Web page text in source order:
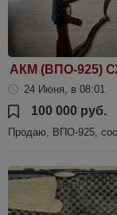
АКМ (ВПО-925)
24 Июня, в 08:01
100 000 руб.
Продаю, ВПО-925,